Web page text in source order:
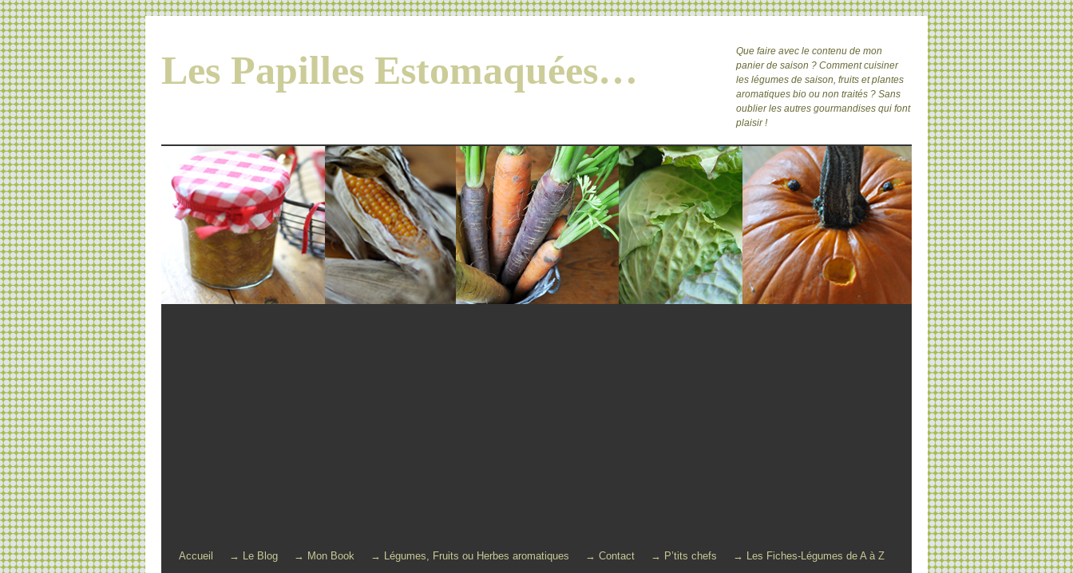
Les Papilles Estomaquées…
Que faire avec le contenu de mon
panier de saison ? Comment cuisiner
les légumes de saison, fruits et plantes
aromatiques bio ou non traités ? Sans
oublier les autres gourmandises qui font
plaisir !
Accueil → Le Blog → Mon Book → Légumes, Fruits ou Herbes aromatiques → Contact → P’tits chefs
→ Les Fiches-Légumes de A à Z